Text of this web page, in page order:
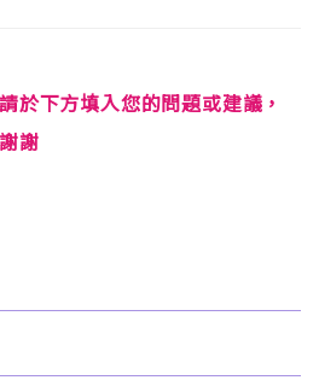
於下方填入您的問題或建議，
謝